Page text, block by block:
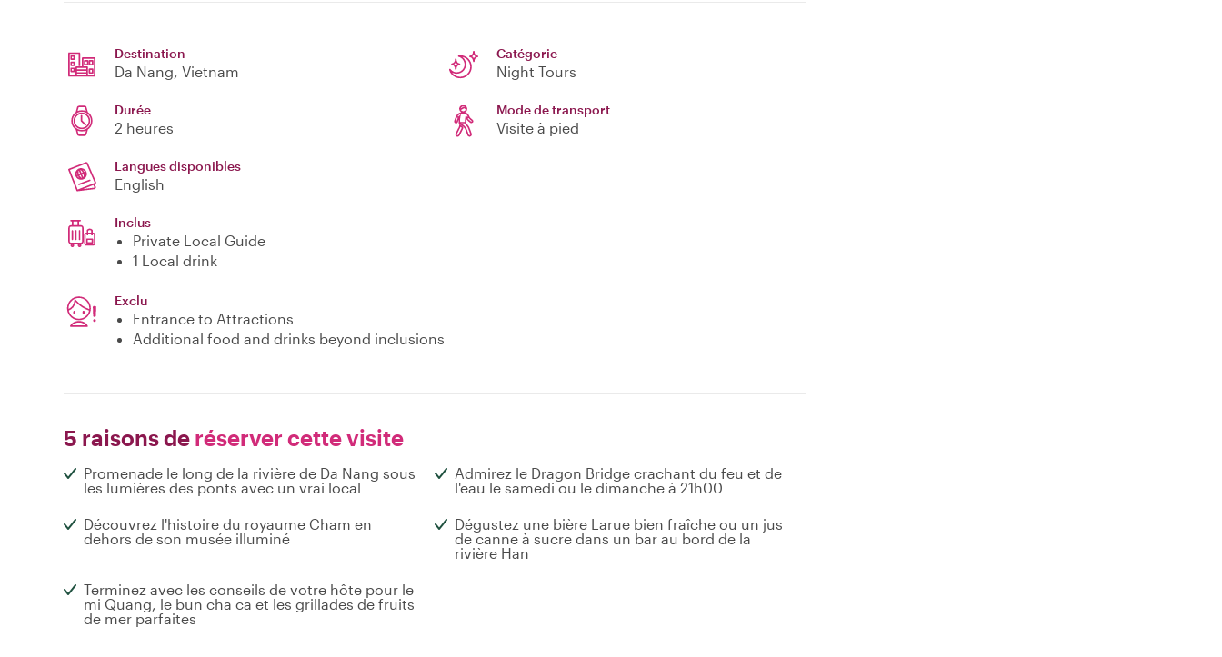
Destination
Da Nang, Vietnam
Catégorie
Night Tours
Durée
2 heures
Mode de transport
Visite à pied
Langues disponibles
English
Inclus
Private Local Guide
1 Local drink
Exclu
Entrance to Attractions
Additional food and drinks beyond inclusions
5 raisons de réserver cette visite
Promenade le long de la rivière de Da Nang sous
les lumières des ponts avec un vrai local
Admirez le Dragon Bridge crachant du feu et de
l'eau le samedi ou le dimanche à 21h00
Découvrez l'histoire du royaume Cham en
dehors de son musée illuminé
Dégustez une bière Larue bien fraîche ou un jus
de canne à sucre dans un bar au bord de la
rivière Han
Terminez avec les conseils de votre hôte pour le
mi Quang, le bun cha ca et les grillades de fruits
de mer parfaites